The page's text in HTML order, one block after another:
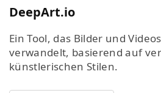
DeepArt.io
Ein Tool, das Bilder und
verwandelt, basierend auf
künstlerischen Stilen.